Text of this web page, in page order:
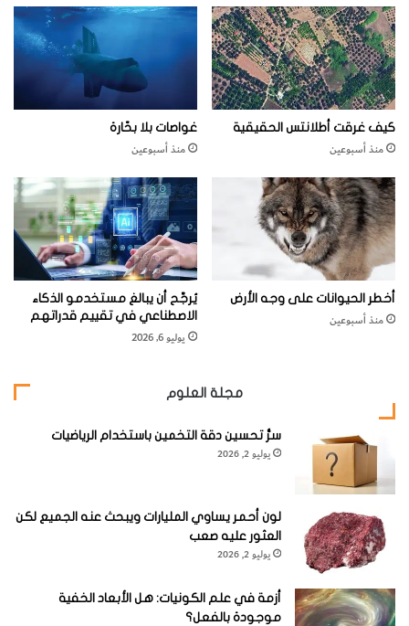
website_howitworks
العدد يوليو - أغسطس 2017
العلوم الطبيعية
النظام
فلك وعلم الكونيات
كيف غرقت أطلانتس الحقيقية
منذ أسبوعين
غواصات بلا بحّارة
منذ أسبوعين
أخطر الحيوانات على وجه الأرض
منذ أسبوعين
يُرجَّح أن يبالغ مستخدمو الذكاء
الاصطناعي في تقييم قدراتهم
يوليو 6, 2026
مجلة العلوم
سرُّ تحسين دقة التخمين باستخدام الرياضيات
يوليو 2, 2026
لون أحمر يساوي المليارات ويبحث عنه الجميع لكن
العثور عليه صعب
يوليو 2, 2026
أزمة في علم الكونيات: هل الأبعاد الخفية
موجودة بالفعل؟